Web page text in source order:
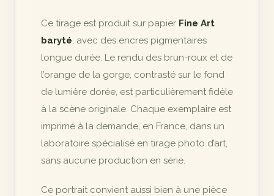
Ce tirage est produit sur papier Fine Art
baryté, avec des encres pigmentaires
longue durée. Le rendu des brun-roux et de
l’orange de la gorge, contrasté sur le fond
de lumière dorée, est particulièrement fidèle
à la scène originale. Chaque exemplaire est
imprimé à la demande, en France, dans un
laboratoire spécialisé en tirage photo d’art,
sans aucune production en série.
Ce portrait convient aussi bien à une pièce